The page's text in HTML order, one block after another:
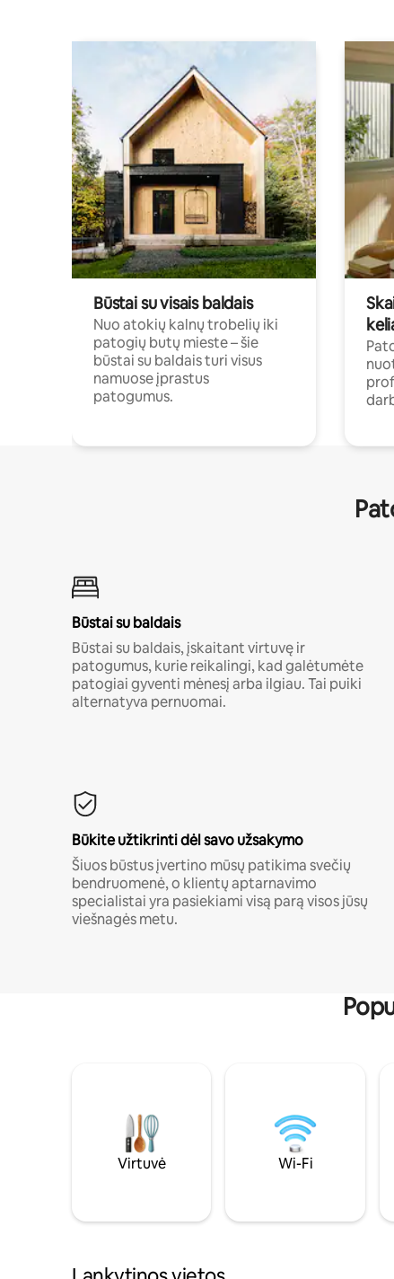
Būstai su visais baldais
Nuo atokių kalnų trobelių iki
patogių butų mieste – šie
būstai su baldais turi visus
namuose įprastus
patogumus.
Būstai su baldais
Būstai su baldais, įskaitant virtuvę ir
patogumus, kurie reikalingi, kad galėtumėte
patogiai gyventi mėnesį arba ilgiau. Tai puiki
alternatyva pernuomai.
Būkite užtikrinti dėl savo užsakymo
Šiuos būstus įvertino mūsų patikima svečių
bendruomenė, o klientų aptarnavimo
specialistai yra pasiekiami visą parą visos jūsų
viešnagės metu.
Virtuvė Wi-Fi